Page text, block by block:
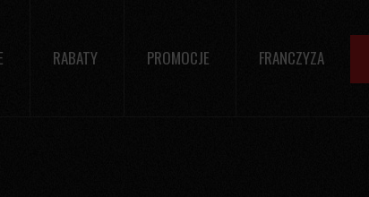
RABATY PROMOCJE FRANCZYZA